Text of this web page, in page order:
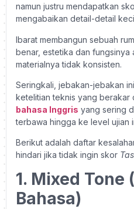
namun justru mendapatkan
mengabaikan detail-detail
Ibarat membangun sebuah
benar, estetika dan fungsinya
materialnya tidak konsisten.
Seringkali, jebakan-jebakan
ketelitian teknis yang berakar
bahasa Inggris yang sering
terbawa hingga ke level ujian
Berikut adalah daftar
hindari jika tidak ingin skor
1. Mixed Tone
Bahasa)